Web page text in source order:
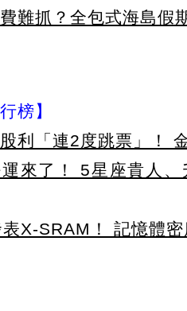
難抓？全包式海島假
榜】
利「連2度跳票」！
來了！ 5星座貴人
X-SRAM！ 記憶體